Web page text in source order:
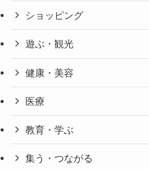
ショッピング
遊ぶ・観光
健康・美容
医療
教育・学ぶ
集う・つながる